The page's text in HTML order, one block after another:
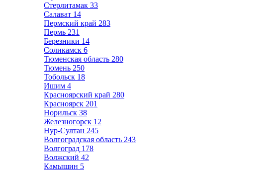
Стерлитамак 33
Салават 14
Пермский край 283
Пермь 231
Березники 14
Соликамск 6
Тюменская область 280
Тюмень 250
Тобольск 18
Ишим 4
Красноярский край 280
Красноярск 201
Норильск 38
Железногорск 12
Нур-Султан 245
Волгоградская область 243
Волгоград 178
Волжский 42
Камышин 5